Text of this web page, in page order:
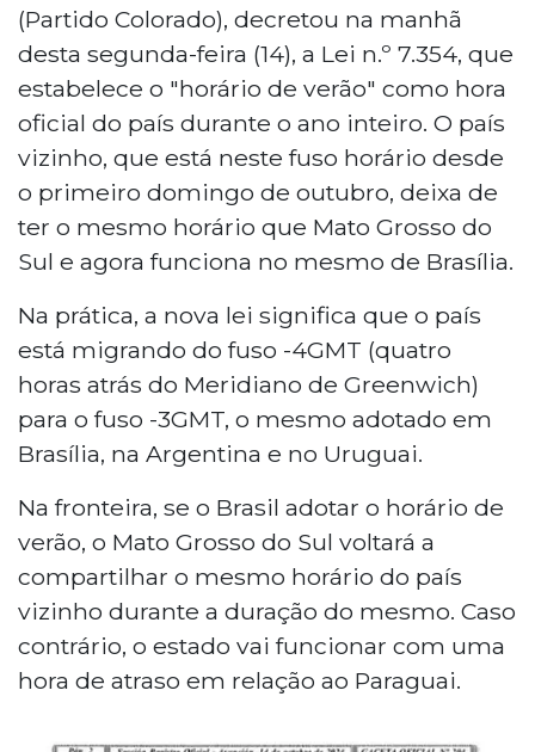
(Partido Colorado), decretou na manhã
desta segunda-feira (14), a Lei n.º 7.354, que
estabelece o "horário de verão" como hora
oficial do país durante o ano inteiro. O país
vizinho, que está neste fuso horário desde
o primeiro domingo de outubro, deixa de
ter o mesmo horário que Mato Grosso do
Sul e agora funciona no mesmo de Brasília.
Na prática, a nova lei significa que o país
está migrando do fuso -4GMT (quatro
horas atrás do Meridiano de Greenwich)
para o fuso -3GMT, o mesmo adotado em
Brasília, na Argentina e no Uruguai.
Na fronteira, se o Brasil adotar o horário de
verão, o Mato Grosso do Sul voltará a
compartilhar o mesmo horário do país
vizinho durante a duração do mesmo. Caso
contrário, o estado vai funcionar com uma
hora de atraso em relação ao Paraguai.